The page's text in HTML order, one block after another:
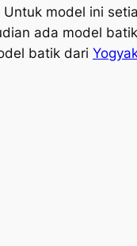
model ini
ada model
batik dari